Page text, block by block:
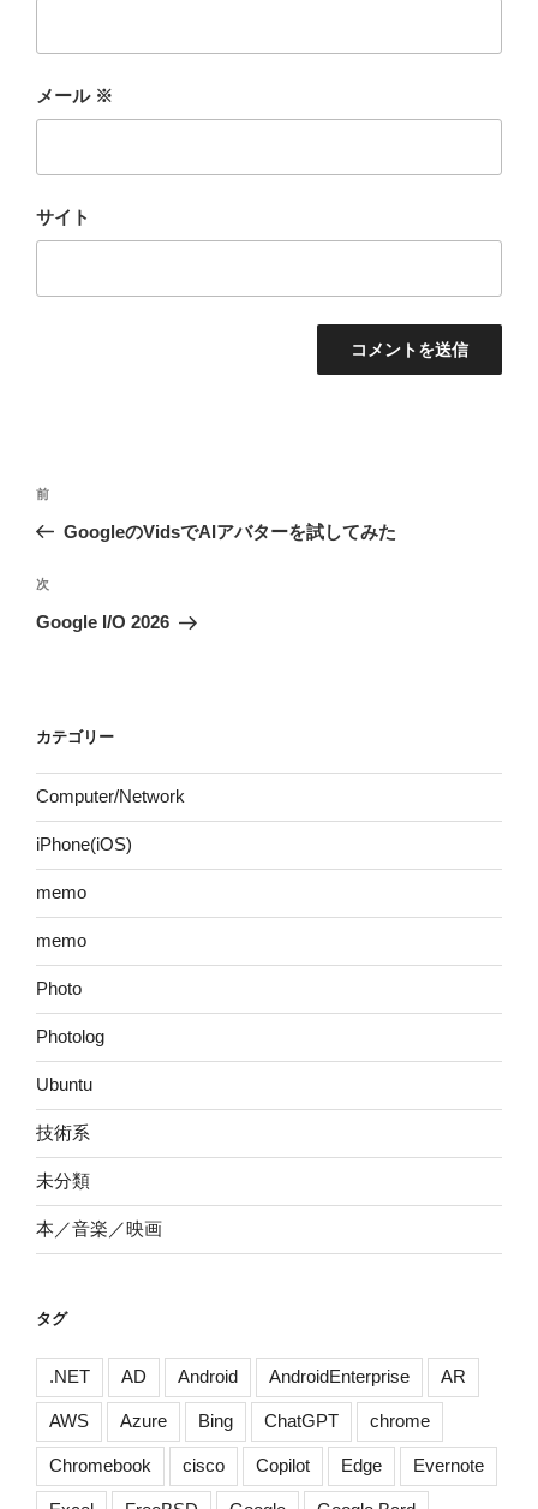
メール ※
サイト
投
ビ
ゲ
ン
前
の
稿
前
GoogleのVidsでAIアバターを試してみた
次
の
次
Google I/O 2026
カテゴリー
Computer/Network
iPhone(iOS)
memo
memo
Photo
Photolog
Ubuntu
技術系
未分類
本／音楽／映画
タグ
.NET AD Android AndroidEnterprise AR
AWS Azure Bing ChatGPT chrome
Chromebook cisco Copilot Edge Evernote